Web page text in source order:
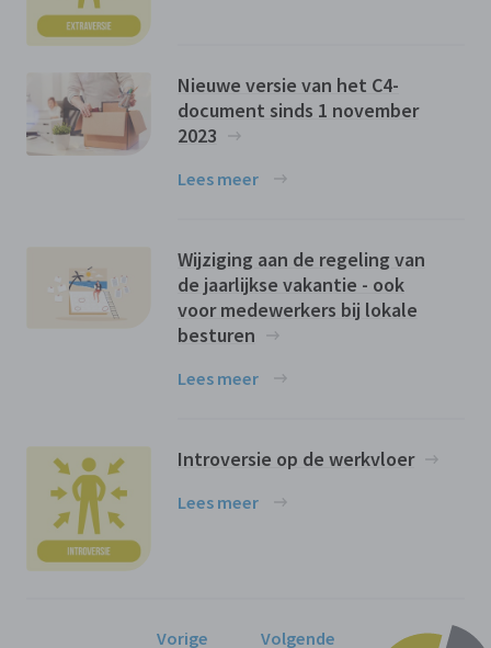
Nieuwe versie van het C4-
document sinds 1 november
2023
Lees meer
Wijziging aan de regeling van
de jaarlijkse vakantie - ook
voor medewerkers bij lokale
besturen
Lees meer
Introversie op de werkvloer
Lees meer
Vorige Volgende